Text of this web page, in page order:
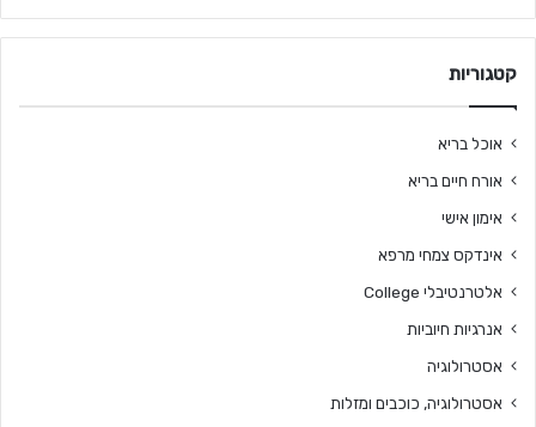
קטגוריות
אוכל בריא
אורח חיים בריא
אימון אישי
אינדקס צמחי מרפא
אלטרנטיבלי College
אנרגיות חיוביות
אסטרולוגיה
אסטרולוגיה, כוכבים ומזלות